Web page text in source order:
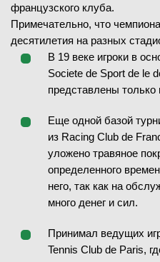
28.05.2026
ЗАВЕРШЁН
Лука ван Аш(98)
Брендон Накашима
2-й сет
3-й сет
28.05.2026
ЗАВЕРШЁН
В Аманда Анисимова
1-й сет
28.05.2026
французского клуба.
Примечательно, что
десятилетия на разных
В 19 веке игроки в
Societe de Sport de le
представлены только
Еще одной базой
из Racing Club de
уложено травяное
определенного
него, так как на
много денег и сил.
Принимал ведущих
Tennis Club de Paris,